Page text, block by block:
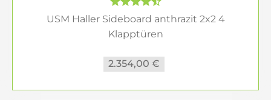
USM Haller Sideboard anthrazit 2x2 4
Klapptüren
2.354,00 €